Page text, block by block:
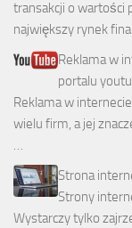
transakcji o wartości
największy rynek
Reklama w
portalu
Reklama w
wielu firm, a jej
…
Strona
Strony
Wystarczy tylko